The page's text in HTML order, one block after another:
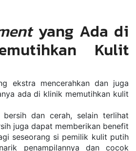
yang Ada di
Kulit
ekstra mencerahkan dan juga
ada di klinik memutihkan kulit
dan cerah, selain terlihat
juga dapat memberikan benefit
seseorang si pemilik kulit putih
penampilannya dan cocok